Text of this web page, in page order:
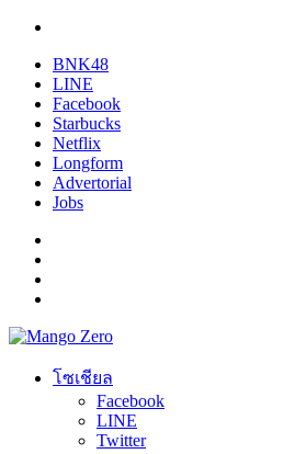
BNK48
LINE
Facebook
Starbucks
Netflix
Longform
Advertorial
Jobs
โซเชียล
Facebook
LINE
Twitter